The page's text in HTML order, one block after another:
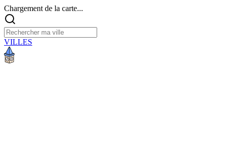
Chargement de la carte...
VILLES